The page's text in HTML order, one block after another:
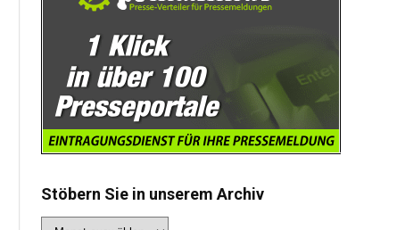
Stöbern Sie in unserem Archiv